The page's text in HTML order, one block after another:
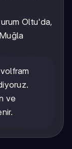
Oltu'da,
ve